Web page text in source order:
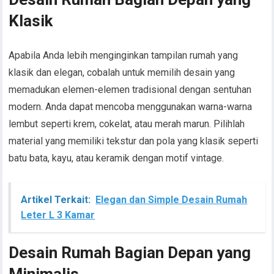
Klasik
Apabila Anda lebih menginginkan tampilan rumah yang
klasik dan elegan, cobalah untuk memilih desain yang
memadukan elemen-elemen tradisional dengan sentuhan
modern. Anda dapat mencoba menggunakan warna-warna
lembut seperti krem, cokelat, atau merah marun. Pilihlah
material yang memiliki tekstur dan pola yang klasik seperti
batu bata, kayu, atau keramik dengan motif vintage.
Artikel Terkait: Elegan dan Simple Desain Rumah
Leter L 3 Kamar
Desain Rumah Bagian Depan yang